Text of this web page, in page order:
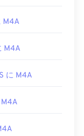
ライト表示して
Winamp
Experts
M4A
M4A
に M4A